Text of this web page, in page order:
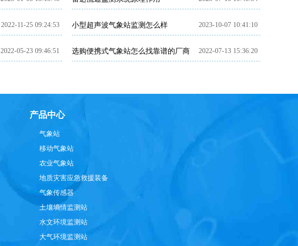
2022-11-25 09:24:53 小型超声波气象站监测怎么样 2023-10-07 10:41:10
2022-05-23 09:46:51 选购便携式气象站怎么找靠谱的厂商 2022-07-13 15:36:20
产品中心
气象站
移动气象站
农业气象站
地质灾害应急救援装备
气象传感器
土壤墒情监测站
水文环境监测站
大气环境监测站